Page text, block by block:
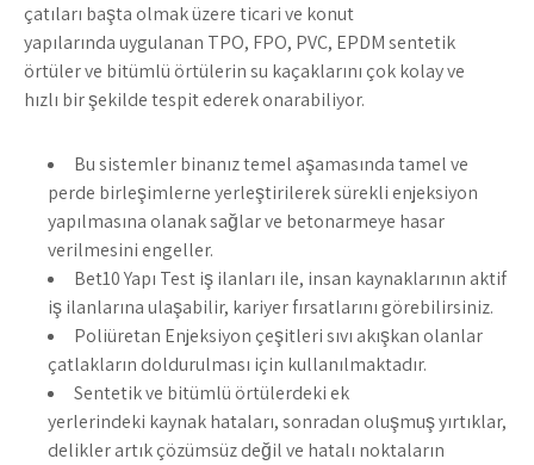
çatıları başta olmak üzere ticari ve konut
yapılarında uygulanan TPO, FPO, PVC, EPDM sentetik
örtüler ve bitümlü örtülerin su kaçaklarını çok kolay ve
hızlı bir şekilde tespit ederek onarabiliyor.
Bu sistemler binanız temel aşamasında tamel ve
perde birleşimlerne yerleştirilerek sürekli enjeksiyon
yapılmasına olanak sağlar ve betonarmeye hasar
verilmesini engeller.
Bet10 Yapı Test iş ilanları ile, insan kaynaklarının aktif
iş ilanlarına ulaşabilir, kariyer fırsatlarını görebilirsiniz.
Poliüretan Enjeksiyon çeşitleri sıvı akışkan olanlar
çatlakların doldurulması için kullanılmaktadır.
Sentetik ve bitümlü örtülerdeki ek
yerlerindeki kaynak hataları, sonradan oluşmuş yırtıklar,
delikler artık çözümsüz değil ve hatalı noktaların